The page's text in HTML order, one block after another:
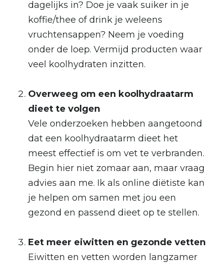
dagelijks in? Doe je vaak suiker in je
koffie/thee of drink je weleens
vruchtensappen? Neem je voeding
onder de loep. Vermijd producten waar
veel koolhydraten inzitten.
Overweeg om een koolhydraatarm
dieet te volgen
Vele onderzoeken hebben aangetoond
dat een koolhydraatarm dieet het
meest effectief is om vet te verbranden.
Begin hier niet zomaar aan, maar vraag
advies aan me. Ik als online diëtiste kan
je helpen om samen met jou een
gezond en passend dieet op te stellen.
Eet meer eiwitten en gezonde vetten
Eiwitten en vetten worden langzamer